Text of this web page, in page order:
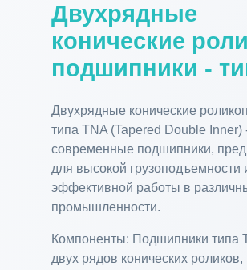
Двухрядные
конические
подшипники -
Двухрядные конические
типа TNA (Tapered Double Inner)
современные подшипники,
для высокой грузоподъемности
эффективной работы в
промышленности.
Компоненты: Подшипники типа
двух рядов конических роликов,